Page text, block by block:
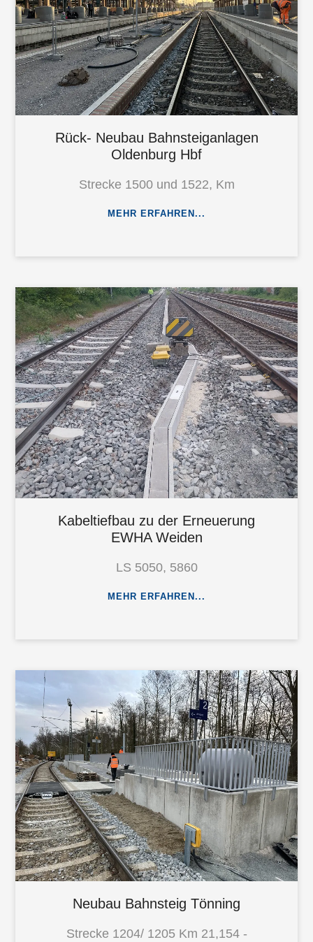
Rück- Neubau Bahnsteiganlagen
Oldenburg Hbf
Strecke 1500 und 1522, Km
MEHR ERFAHREN...
Kabeltiefbau zu der Erneuerung
EWHA Weiden
LS 5050, 5860
MEHR ERFAHREN...
Neubau Bahnsteig Tönning
Strecke 1204/ 1205 Km 21,154 -